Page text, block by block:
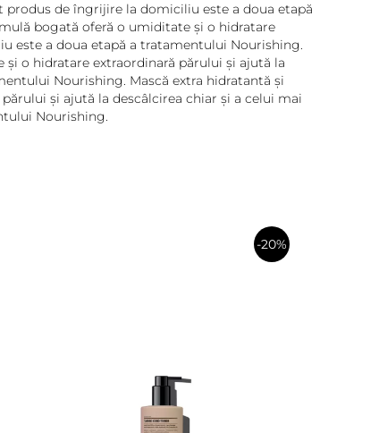
de îngrijire la domiciliu este a doua etapă
bogată oferă o umiditate și o hidratare
este a doua etapă a tratamentului Nourishing.
o hidratare extraordinară părului și ajută la
Nourishing. Mască extra hidratantă și
și ajută la descâlcirea chiar și a celui mai
Nourishing.
-20%